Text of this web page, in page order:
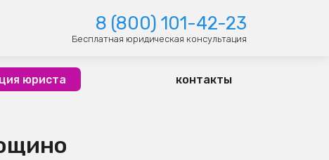
8 (800) 101-42-23
Бесплатная юридическая консультация
юриста контакты